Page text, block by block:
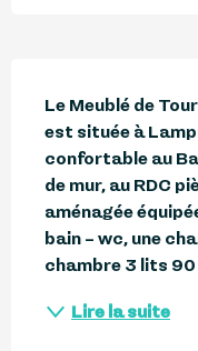
Le Meublé de
est située à
confortable au
de mur, au RDC
aménagée
bain – wc, une
chambre 3 lits
Lire la suite